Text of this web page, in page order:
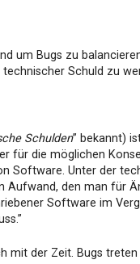
um Bugs zu
Schuld zu
Schulden” bekannt)
für die möglichen
Software. Unter der
Aufwand, den man für
Software im
mit der Zeit. Bugs